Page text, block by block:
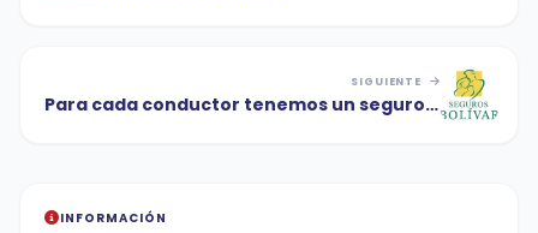
SIGUIENTE
Para cada conductor tenemos un seguro a
INFORMACIÓN